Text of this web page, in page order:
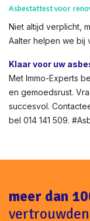
Asbestattest voor
Niet altijd verplicht,
Aalter helpen we bij
Klaar voor uw
Met Immo-Experts
en gemoedsrust.
succesvol.
bel 014 141 509.
meer dan